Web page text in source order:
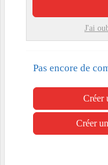
J'ai
Pas encore de
Créer
Créer